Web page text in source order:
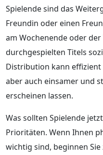
Spielende sind das
Freundin oder einen
am Wochenende oder
durchgespielten Titels
Distribution kann effizient
aber auch einsamer und
erscheinen lassen.
Was sollten Spielende
Prioritäten. Wenn Ihnen
wichtig sind, beginnen